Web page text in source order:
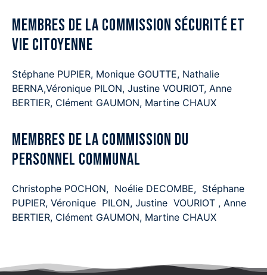
Membres de la commission Sécurité et
vie citoyenne
Stéphane PUPIER, Monique GOUTTE, Nathalie
BERNA,Véronique PILON, Justine VOURIOT, Anne
BERTIER, Clément GAUMON, Martine CHAUX
Membres de la Commission du
Personnel Communal
Christophe POCHON, Noélie DECOMBE, Stéphane
PUPIER, Véronique PILON, Justine VOURIOT , Anne
BERTIER, Clément GAUMON, Martine CHAUX